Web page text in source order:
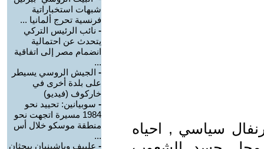
سياسي , احياه
شبهات استخباراتية
فرنسية تحرج ألمانيا ...
- نائب الرئيس التركي
يتحدث عن احتمالية
انضمام مصر إلى اتفاقية
...
- الجيش الروسي يسيطر
على بلدة أخرى في
خاركوف (فيديو)
- سوبيانين: تحييد نحو
1984 مسيرة اتجهت نحو
منطقة موسكو خلال أس
...
- علييف وباشينيان يبحثان